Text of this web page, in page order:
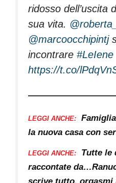
ridosso dell’uscita
sua vita.
@marcoocchipintj
incontrare #LeIene
https://t.co/
LEGGI ANCHE:
la nuova casa con
LEGGI ANCHE:
Tutte le
raccontate